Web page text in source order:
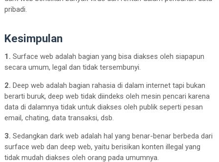
pribadi.
Kesimpulan
1. Surface web adalah bagian yang bisa diakses oleh siapapun
secara umum, legal dan tidak tersembunyi.
2. Deep web adalah bagian rahasia di dalam internet tapi bukan
berarti buruk, deep web tidak diindeks oleh mesin pencari karena
data di dalamnya tidak untuk diakses oleh publik seperti pesan
email, chating, data transaksi, dsb.
3. Sedangkan dark web adalah hal yang benar-benar berbeda dari
surface web dan deep web, yaitu berisikan konten illegal yang
tidak mudah diakses oleh orang pada umumnya.